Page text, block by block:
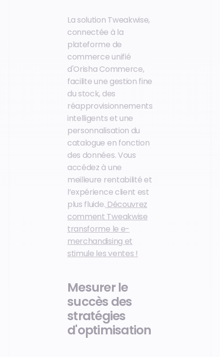
La solution Tweakwise,
connectée à la
plateforme de
commerce unifié
d'Orisha Commerce,
facilite une gestion fine
du stock, des
réapprovisionnements
intelligents et une
personnalisation du
catalogue en fonction
des données. Vous
accédez à une
meilleure rentabilité et
l’expérience client est
plus fluide. Découvrez
comment Tweakwise
transforme le e-
merchandising et
stimule les ventes !
Mesurer le
succès des
stratégies
d'optimisation